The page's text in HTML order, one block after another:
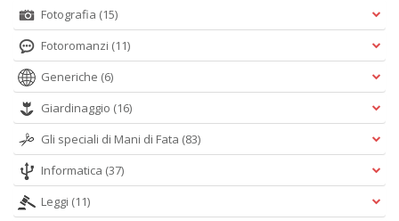
Fotografia (15)
Fotoromanzi (11)
Generiche (6)
Giardinaggio (16)
Gli speciali di Mani di Fata (83)
Informatica (37)
Leggi (11)